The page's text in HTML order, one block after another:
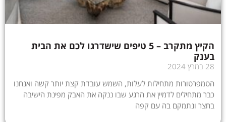
הקיץ מתקרב – 5 טיפים שישדרגו לכם את הבית
בענק
28 במרץ 2024
הטמפרטורות מתחילות לעלות, השמש עובדת קצת יותר קשה ואנחנו
כבר מתחילים לדמיין את הרגע שבו ננקה את האבק מפינת הישיבה
בחצר ונתמקם בה עם קפה